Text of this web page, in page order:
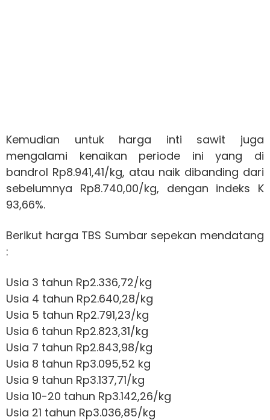
Kemudian untuk harga inti sawit juga
mengalami kenaikan periode ini yang di
bandrol Rp8.941,41/kg, atau naik dibanding dari
sebelumnya Rp8.740,00/kg, dengan indeks K
93,66%.
Berikut harga TBS Sumbar sepekan mendatang
:
Usia 3 tahun Rp2.336,72/kg
Usia 4 tahun Rp2.640,28/kg
Usia 5 tahun Rp2.791,23/kg
Usia 6 tahun Rp2.823,31/kg
Usia 7 tahun Rp2.843,98/kg
Usia 8 tahun Rp3.095,52 kg
Usia 9 tahun Rp3.137,71/kg
Usia 10-20 tahun Rp3.142,26/kg
Usia 21 tahun Rp3.036,85/kg